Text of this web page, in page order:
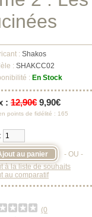
: Shakos
: SHAKCC02
: En Stock
: 12,90€ 9,90€
points de fidélité : 165
- OU -
à la liste de souhaits
au comparatif
(0